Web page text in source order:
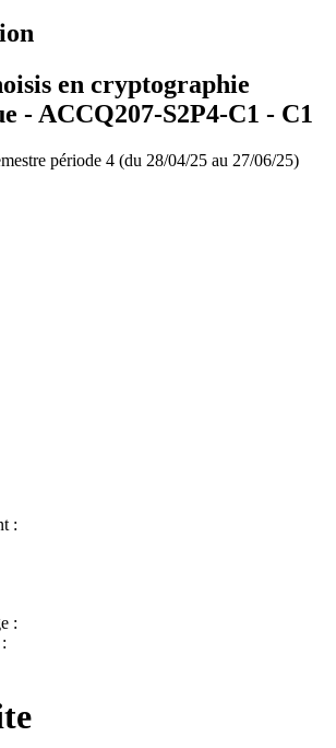
en cryptographie
- ACCQ207-S2P4-C1 - C1
période 4 (du 28/04/25 au 27/06/25)
:
: